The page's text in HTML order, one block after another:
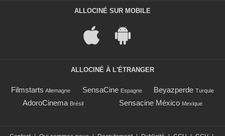
ALLOCINÉ SUR MOBILE
ALLOCINÉ À L'ÉTRANGER
Filmstarts Allemagne SensaCine Espagne Beyazperde Turquie
AdoroCinema Brésil Sensacine México Mexique